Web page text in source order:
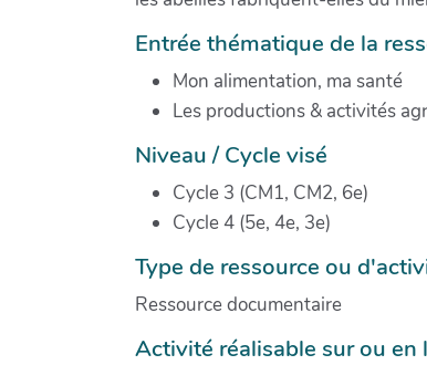
Entrée thématique de la
Mon alimentation, ma santé
Les productions & activités
Niveau / Cycle visé
Cycle 3 (CM1, CM2, 6e)
Cycle 4 (5e, 4e, 3e)
Type de ressource ou
Ressource documentaire
Activité réalisable sur ou en